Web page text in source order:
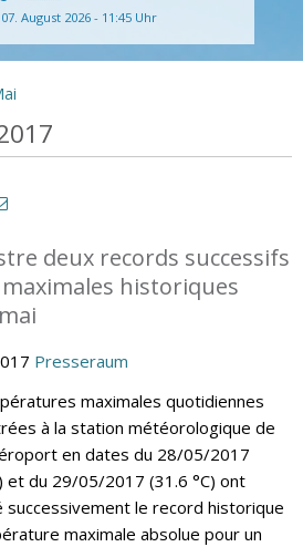
August 2026 - 11:45 Uhr
deux records successifs
historiques
Presseraum
maximales quotidiennes
à la station météorologique de
en dates du 28/05/2017
et du 29/05/2017 (31.6 °C) ont
successivement le record historique
maximale absolue pour un